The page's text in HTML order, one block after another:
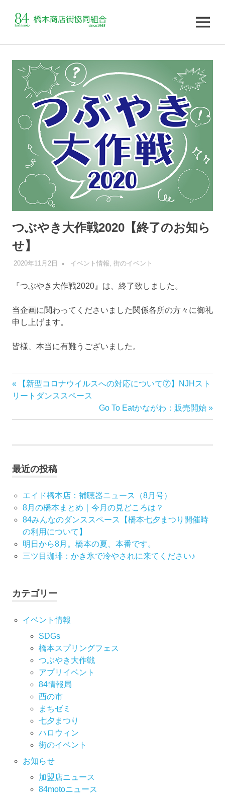
MENU
つぶやき大作戦2020【終了のお知ら
せ】
2020年11月2日 管理者
イベント情報 街のイベント
『つぶやき大作戦2020』は、終了致しました。
当企画に関わってくださいました関係各所の方々に御礼
申し上げます。
皆様、本当に有難うございました。
投
ゲ
ー
シ
ョ
ン
前
の
事:
【新型コロナウイルスへの対応について⑦】NJHスト
リートダンススペース
次
の
Go To Eatかながわ：販売開始
最近の投稿
エイド橋本店：補聴器ニュース（8月号）
8月の橋本まとめ｜今月の見どころは？
84みんなのダンススペース【橋本七夕まつり開催時
の利用について】
明日から8月。橋本の夏、本番です。
三ツ目珈琲：かき氷で冷やされに来てください♪
カテゴリー
イベント情報
SDGs
橋本スプリングフェス
つぶやき大作戦
アプリイベント
84情報局
酉の市
まちゼミ
七⼣まつり
ハロウィン
街のイベント
お知らせ
加盟店ニュース
84motoニュース